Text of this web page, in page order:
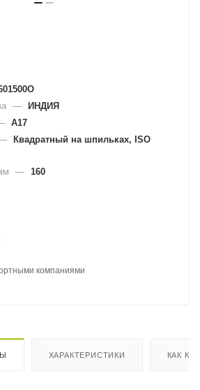
— ИНДИЯ
A17
Квадратный на шпильках, ISO
— 160
компаниями
ХАРАКТЕРИСТИКИ КАК